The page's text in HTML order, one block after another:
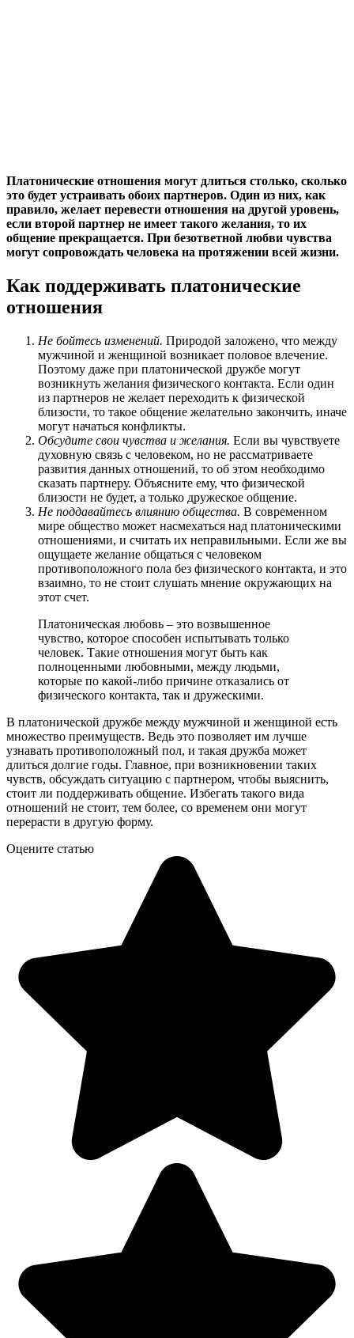
Платонические отношения могут длиться столько, сколько
это будет устраивать обоих партнеров. Один из них, как
правило, желает перевести отношения на другой уровень,
если второй партнер не имеет такого желания, то их
общение прекращается. При безответной любви чувства
могут сопровождать человека на протяжении всей жизни.
Как поддерживать платонические
отношения
Не бойтесь изменений. Природой заложено, что между
мужчиной и женщиной возникает половое влечение.
Поэтому даже при платонической дружбе могут
возникнуть желания физического контакта. Если один
из партнеров не желает переходить к физической
близости, то такое общение желательно закончить, иначе
могут начаться конфликты.
Обсудите свои чувства и желания. Если вы чувствуете
духовную связь с человеком, но не рассматриваете
развития данных отношений, то об этом необходимо
сказать партнеру. Объясните ему, что физической
близости не будет, а только дружеское общение.
Не поддавайтесь влиянию общества. В современном
мире общество может насмехаться над платоническими
отношениями, и считать их неправильными. Если же вы
ощущаете желание общаться с человеком
противоположного пола без физического контакта, и это
взаимно, то не стоит слушать мнение окружающих на
этот счет.
Платоническая любовь – это возвышенное
чувство, которое способен испытывать только
человек. Такие отношения могут быть как
полноценными любовными, между людьми,
которые по какой-либо причине отказались от
физического контакта, так и дружескими.
В платонической дружбе между мужчиной и женщиной есть
множество преимуществ. Ведь это позволяет им лучше
узнавать противоположный пол, и такая дружба может
длиться долгие годы. Главное, при возникновении таких
чувств, обсуждать ситуацию с партнером, чтобы выяснить,
стоит ли поддерживать общение. Избегать такого вида
отношений не стоит, тем более, со временем они могут
перерасти в другую форму.
Оцените статью